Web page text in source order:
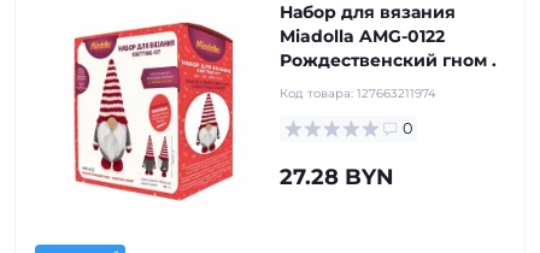
Набор для вязания
Miadolla AMG-0122
Рождественский гном .
Код товара: 127663211974
0
27.28 BYN